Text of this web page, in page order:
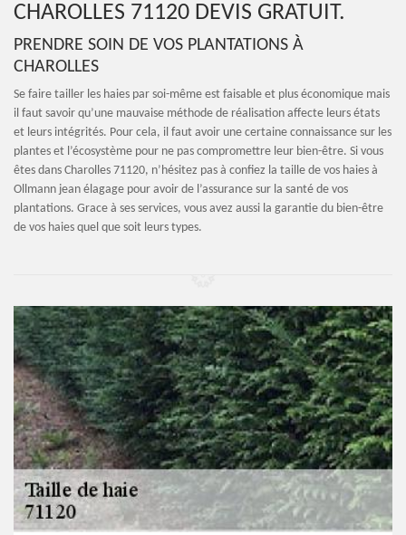
CHAROLLES 71120 DEVIS GRATUIT.
PRENDRE SOIN DE VOS PLANTATIONS À
CHAROLLES
Se faire tailler les haies par soi-même est faisable et plus économique mais
il faut savoir qu’une mauvaise méthode de réalisation affecte leurs états
et leurs intégrités. Pour cela, il faut avoir une certaine connaissance sur les
plantes et l’écosystème pour ne pas compromettre leur bien-être. Si vous
êtes dans Charolles 71120, n’hésitez pas à confiez la taille de vos haies à
Ollmann jean élagage pour avoir de l’assurance sur la santé de vos
plantations. Grace à ses services, vous avez aussi la garantie du bien-être
de vos haies quel que soit leurs types.